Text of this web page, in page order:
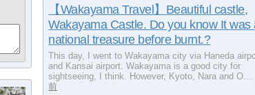
【Wakayama Travel】Beautiful castle,
Wakayama Castle. Do you know It was
national treasure before burnt.?
This day, I went to Wakayama city via Haneda
and Kansai airport. Wakayama is a good city for
sightseeing, I think. However, Kyoto, Nara and O…
前